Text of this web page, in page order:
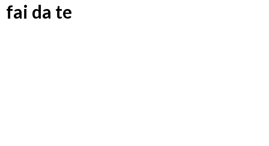
fai da te